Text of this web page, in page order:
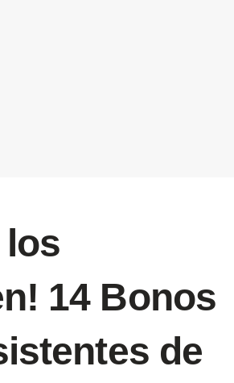
los
14 Bonos
de